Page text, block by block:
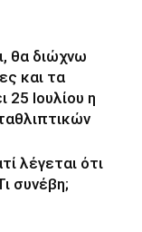
θα διώχνω
και τα
25 Ιουλίου η
λέγεται ότι
συνέβη;